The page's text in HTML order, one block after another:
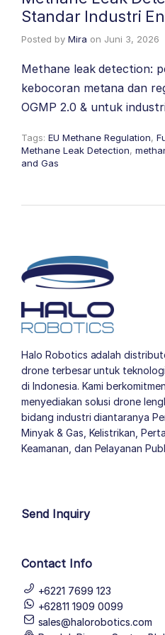
Standar Industri
Posted by Mira on Juni 3, 2026
Methane leak detection:
kebocoran metana dan
OGMP 2.0 & untuk
Tags: EU Methane Regulation,
Methane Leak Detection,
and Gas
Halo Robotics adalah
drone terbesar untuk
di Indonesia. Kami
menyediakan solusi drone
bidang industri diantaranya
Minyak & Gas, Kelistrikan,
Keamanan, dan Pelayanan
Send Inquiry
Contact Info
+6221 7699 123
+62811 1909 0099
sales@halorobotics.com